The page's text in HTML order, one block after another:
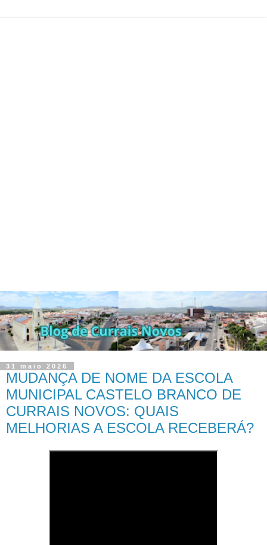
31 maio 2026
MUDANÇA DE NOME DA ESCOLA
MUNICIPAL CASTELO BRANCO DE
CURRAIS NOVOS: QUAIS
MELHORIAS A ESCOLA RECEBERÁ?